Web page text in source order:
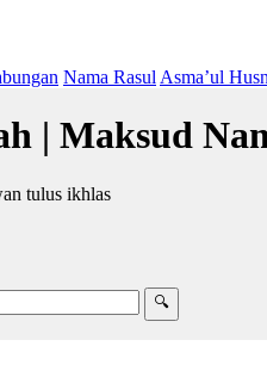
Nama Rasul Asma’ul
| Maksud
tulus ikhlas